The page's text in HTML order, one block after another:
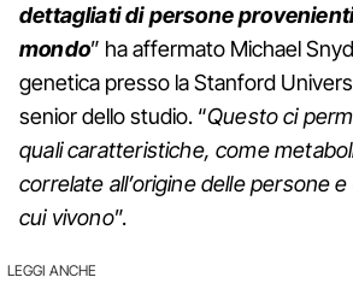
dettagliati di persone
mondo” ha affermato Michael
genetica presso la Stanford
senior dello studio. “Questo ci
quali caratteristiche, come
correlate all’origine delle persone e
cui vivono”.
LEGGI ANCHE